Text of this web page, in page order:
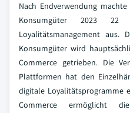
Nach Endverwendung
Konsumgüter 2023
Loyalitätsmanagement aus.
Konsumgüter wird
Commerce getrieben. Die
Plattformen hat den
digitale Loyalitätsprogramme
Commerce ermöglicht